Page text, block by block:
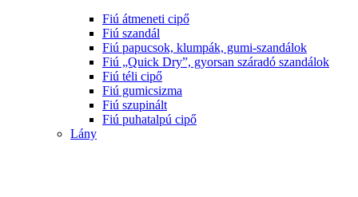
Fiú átmeneti cipő
Fiú szandál
Fiú papucsok, klumpák, gumi-szandálok
Fiú „Quick Dry”, gyorsan száradó szandálok
Fiú téli cipő
Fiú gumicsizma
Fiú szupinált
Fiú puhatalpú cipő
Lány